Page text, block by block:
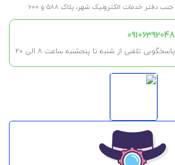
09106392048
پاسخگویی تلفنی از شنبه تا پنجشنبه ساعت 8 الی ۲۰